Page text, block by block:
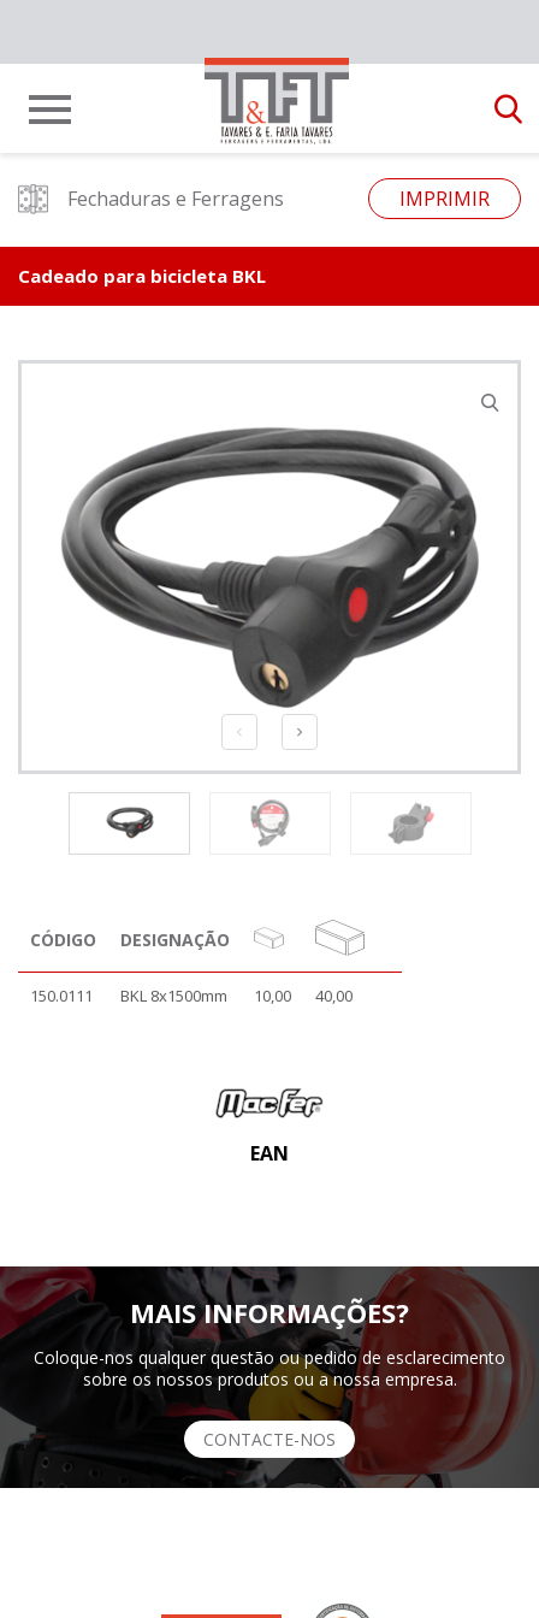
Fechaduras e Ferragens IMPRIMIR
Cadeado para bicicleta BKL
CÓDIGO DESIGNAÇÃO
150.0111 BKL 8x1500mm 10,00 40,00
EAN
MAIS INFORMAÇÕES?
Coloque-nos qualquer questão ou pedido de esclarecimento
sobre os nossos produtos ou a nossa empresa.
CONTACTE-NOS